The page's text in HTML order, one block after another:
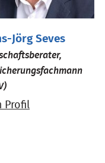
Jörg Seves
Profil